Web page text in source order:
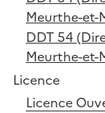
Meurthe-et-
DDT 54
Meurthe-et-
Licence
Licence